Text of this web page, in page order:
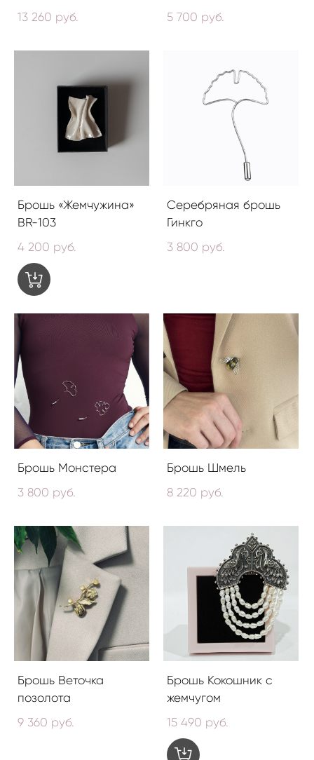
13 260 pуб.
5 700 pуб.
Брошь «Жемчужина»
BR-103
4 200 pуб.
Серебряная брошь
Гинкго
3 800 pуб.
Брошь Монстера
3 800 pуб.
Брошь Шмель
8 220 pуб.
Брошь Веточка
позолота
9 360 pуб.
Брошь Кокошник с
жемчугом
15 490 pуб.